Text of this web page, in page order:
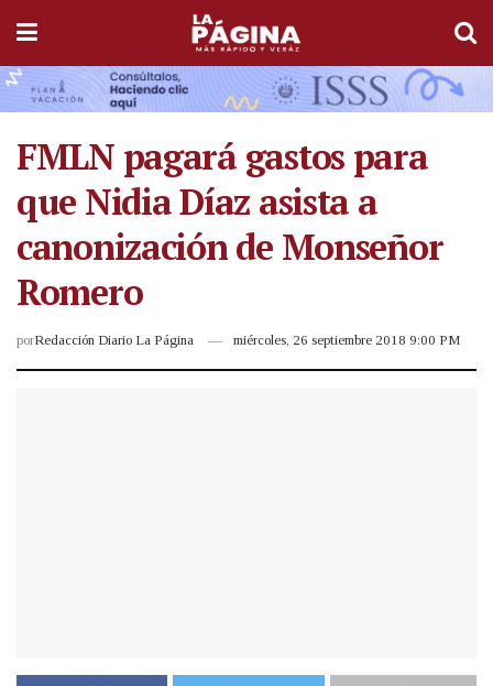
FMLN pagará gastos para
que Nidia Díaz asista a
canonización de Monseñor
Romero
porRedacción Diario La Página miércoles, 26 septiembre 2018 9:00 PM